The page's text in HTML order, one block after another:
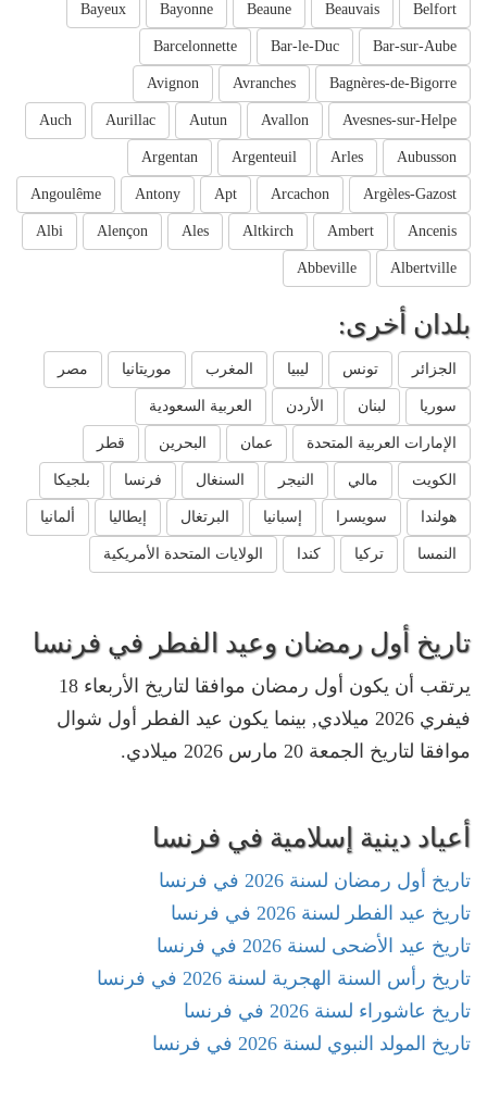
Belfort
Beauvais
Beaune
Bayonne
Bayeux
Bar-sur-Aube
Bar-le-Duc
Barcelonnette
Bagnères-de-Bigorre
Avranches
Avignon
Avesnes-sur-Helpe
Avallon
Autun
Aurillac
Auch
Aubusson
Arles
Argenteuil
Argentan
Argèles-Gazost
Arcachon
Apt
Antony
Angoulême
Ancenis
Ambert
Altkirch
Ales
Alençon
Albi
Albertville
Abbeville
بلدان أخرى:
الجزائر تونس ليبيا المغرب موريتانيا مصر
سوريا لبنان الأردن العربية السعودية
الإمارات العربية المتحدة عمان البحرين قطر
الكويت مالي النيجر السنغال فرنسا بلجيكا
هولندا سويسرا إسبانيا البرتغال إيطاليا ألمانيا
النمسا تركيا كندا الولايات المتحدة الأمريكية
تاريخ أول رمضان وعيد الفطر في فرنسا
يرتقب أن يكون أول رمضان موافقا لتاريخ الأربعاء 18
فيفري 2026 ميلادي, بينما يكون عيد الفطر أول شوال
موافقا لتاريخ الجمعة 20 مارس 2026 ميلادي.
أعياد دينية إسلامية في فرنسا
تاريخ أول رمضان لسنة 2026 في فرنسا
تاريخ عيد الفطر لسنة 2026 في فرنسا
تاريخ عيد الأضحى لسنة 2026 في فرنسا
تاريخ رأس السنة الهجرية لسنة 2026 في فرنسا
تاريخ عاشوراء لسنة 2026 في فرنسا
تاريخ المولد النبوي لسنة 2026 في فرنسا